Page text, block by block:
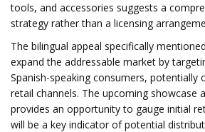
tools, and accessories suggests a
strategy rather than a licensing
The bilingual appeal specifically
expand the addressable market by
Spanish-speaking consumers, potentially
retail channels. The upcoming showcase
provides an opportunity to gauge initial
will be a key indicator of potential